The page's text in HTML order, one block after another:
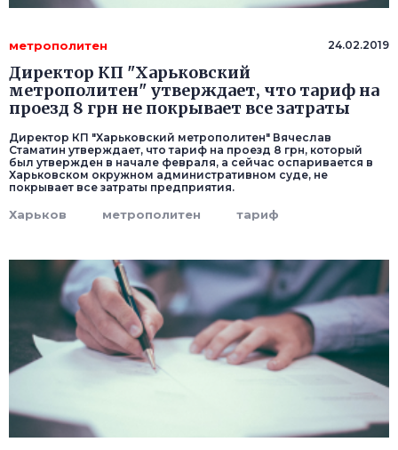
метрополитен 24.02.2019
Директор КП "Харьковский
метрополитен" утверждает, что тариф на
проезд 8 грн не покрывает все затраты
Директор КП "Харьковский метрополитен" Вячеслав
Стаматин утверждает, что тариф на проезд 8 грн, который
был утвержден в начале февраля, а сейчас оспаривается в
Харьковском окружном административном суде, не
покрывает все затраты предприятия.
Харьков метрополитен тариф